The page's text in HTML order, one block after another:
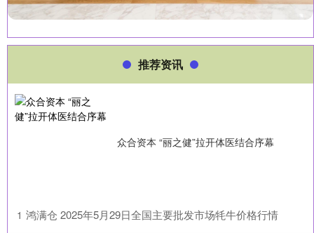
推荐资讯
众合资本 “丽之健”拉开体医结合序幕
1 ​鸿满仓 2025年5月29日全国主要批发市场牦牛价格行情